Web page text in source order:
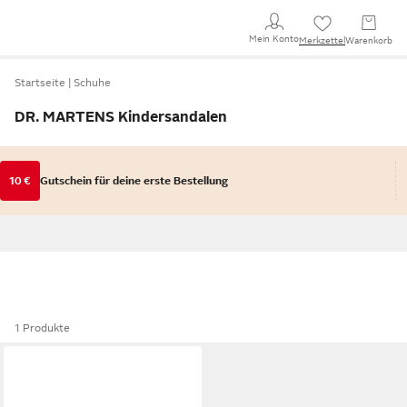
Mein KontoMerkzettel Warenkorb
Startseite Schuhe
DR. MARTENS Kindersandalen
10 € Gutschein für deine erste Bestellung
1 Produkte